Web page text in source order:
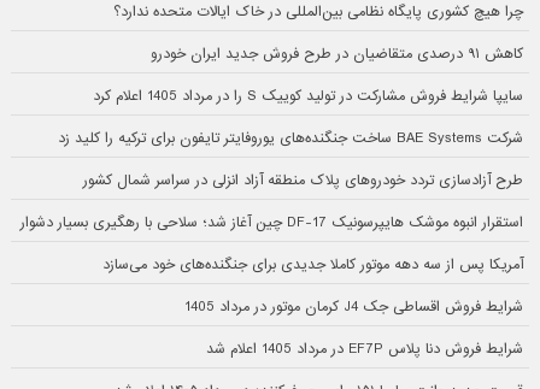
چرا هیچ کشوری پایگاه نظامی بین‌المللی در خاک ایالات متحده ندارد؟
کاهش ۹۱ درصدی متقاضیان در طرح فروش جدید ایران خودرو
سایپا شرایط فروش مشارکت در تولید کوییک S را در مرداد 1405 اعلام کرد
شرکت BAE Systems ساخت جنگنده‌های یوروفایتر تایفون برای ترکیه را کلید زد
طرح آزادسازی تردد خودروهای پلاک منطقه آزاد انزلی در سراسر شمال کشور
استقرار انبوه موشک هایپرسونیک DF-17 چین آغاز شد؛ سلاحی با رهگیری بسیار دشوار
آمریکا پس از سه دهه موتور کاملا جدیدی برای جنگنده‌های خود می‌سازد
شرایط فروش اقساطی جک J4 کرمان موتور در مرداد 1405
شرایط فروش دنا پلاس EF7P در مرداد 1405 اعلام شد